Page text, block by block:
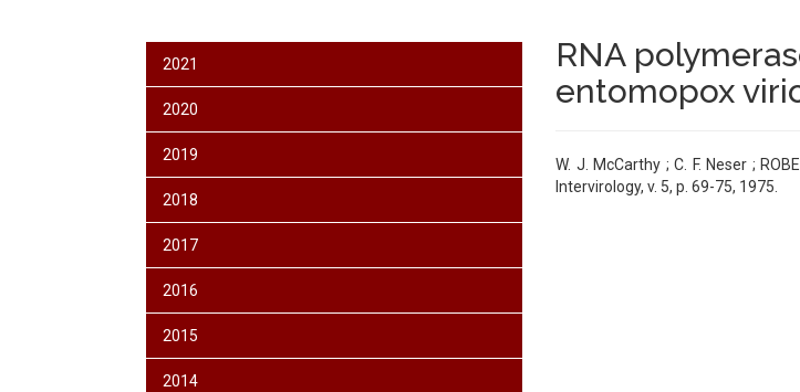
2021
2020
2019
2018
2017
2016
2015
2014
RNA
entomopox
W. J. McCarthy ; C. F. Neser ;
Intervirology, v. 5, p. 69-75, 1975.